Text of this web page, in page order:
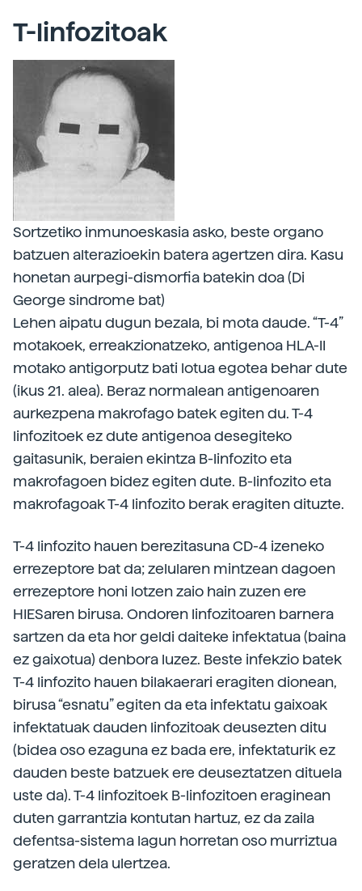
T-linfozitoak
Sortzetiko inmunoeskasia asko, beste organo
batzuen alterazioekin batera agertzen dira. Kasu
honetan aurpegi-dismorfia batekin doa (Di
George sindrome bat)
Lehen aipatu dugun bezala, bi mota daude. “T-4”
motakoek, erreakzionatzeko, antigenoa HLA-II
motako antigorputz bati lotua egotea behar dute
(ikus 21. alea). Beraz normalean antigenoaren
aurkezpena makrofago batek egiten du. T-4
linfozitoek ez dute antigenoa desegiteko
gaitasunik, beraien ekintza B-linfozito eta
makrofagoen bidez egiten dute. B-linfozito eta
makrofagoak T-4 linfozito berak eragiten dituzte.
T-4 linfozito hauen berezitasuna CD-4 izeneko
errezeptore bat da; zelularen mintzean dagoen
errezeptore honi lotzen zaio hain zuzen ere
HIESaren birusa. Ondoren linfozitoaren barnera
sartzen da eta hor geldi daiteke infektatua (baina
ez gaixotua) denbora luzez. Beste infekzio batek
T-4 linfozito hauen bilakaerari eragiten dionean,
birusa “esnatu” egiten da eta infektatu gaixoak
infektatuak dauden linfozitoak deusezten ditu
(bidea oso ezaguna ez bada ere, infektaturik ez
dauden beste batzuek ere deuseztatzen dituela
uste da). T-4 linfozitoek B-linfozitoen eraginean
duten garrantzia kontutan hartuz, ez da zaila
defentsa-sistema lagun horretan oso murriztua
geratzen dela ulertzea.